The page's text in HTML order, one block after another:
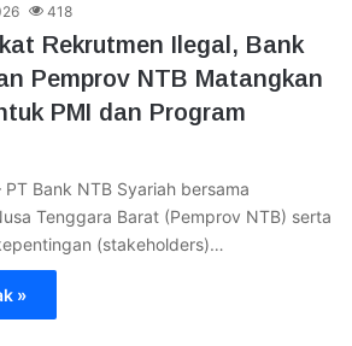
418
Rekrutmen Ilegal, Bank
Pemprov NTB Matangkan
PMI dan Program
Bank NTB Syariah bersama
Tenggara Barat (Pemprov NTB) serta
(stakeholders)…
»